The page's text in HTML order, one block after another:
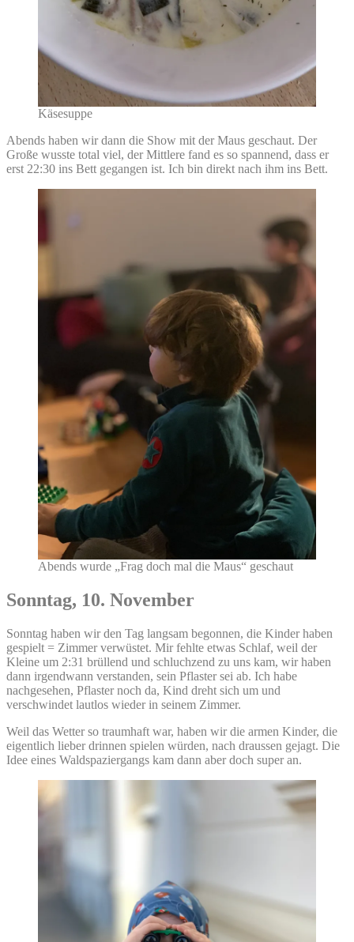
Käsesuppe
Abends haben wir dann die Show mit der Maus geschaut. Der
Große wusste total viel, der Mittlere fand es so spannend, dass er
erst 22:30 ins Bett gegangen ist. Ich bin direkt nach ihm ins Bett.
Abends wurde „Frag doch mal die Maus“ geschaut
Sonntag, 10. November
Sonntag haben wir den Tag langsam begonnen, die Kinder haben
gespielt = Zimmer verwüstet. Mir fehlte etwas Schlaf, weil der
Kleine um 2:31 brüllend und schluchzend zu uns kam, wir haben
dann irgendwann verstanden, sein Pflaster sei ab. Ich habe
nachgesehen, Pflaster noch da, Kind dreht sich um und
verschwindet lautlos wieder in seinem Zimmer.
Weil das Wetter so traumhaft war, haben wir die armen Kinder, die
eigentlich lieber drinnen spielen würden, nach draussen gejagt. Die
Idee eines Waldspaziergangs kam dann aber doch super an.